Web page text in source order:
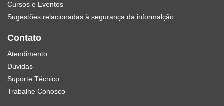
Cursos e Eventos
Sugestões relacionadas à segurança da informalção
Contato
Atendimento
Dúvidas
Suporte Técnico
Trabalhe Conosco